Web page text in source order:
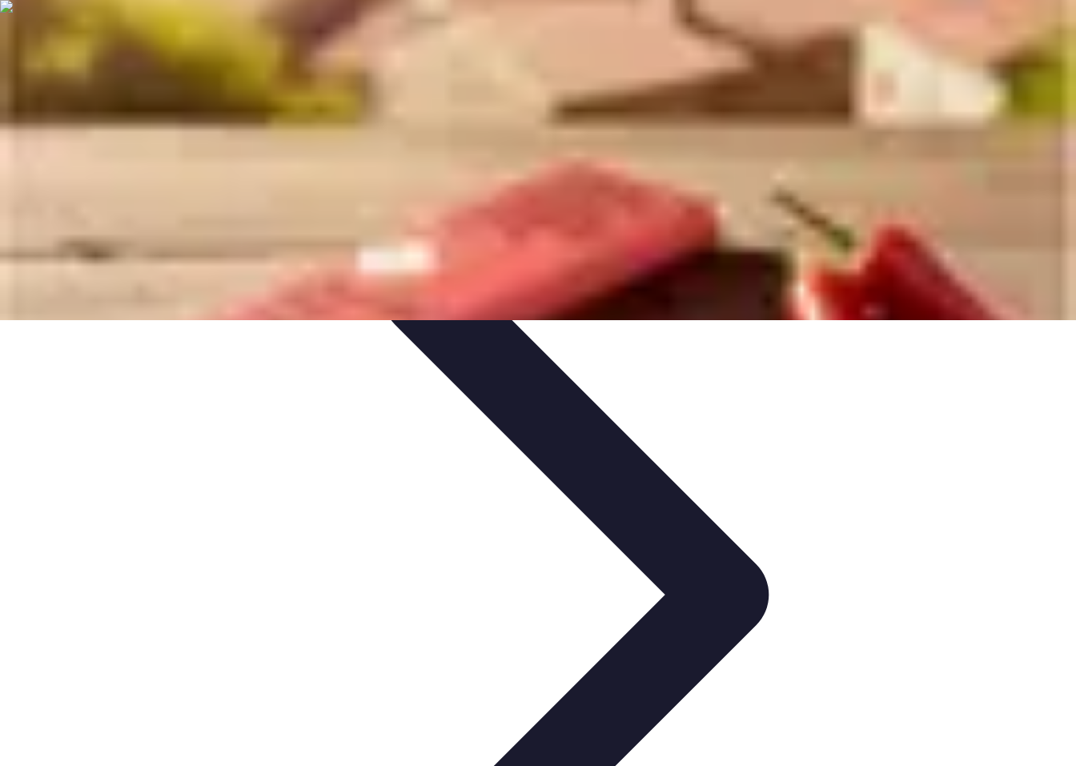
Chocolats de Pâques
Saveurs et Variétés Chocolats Bio
Chocolats de Pâques